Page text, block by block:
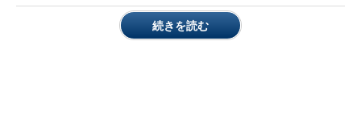
プのSIDは、次のような形式になります。
続きを読む